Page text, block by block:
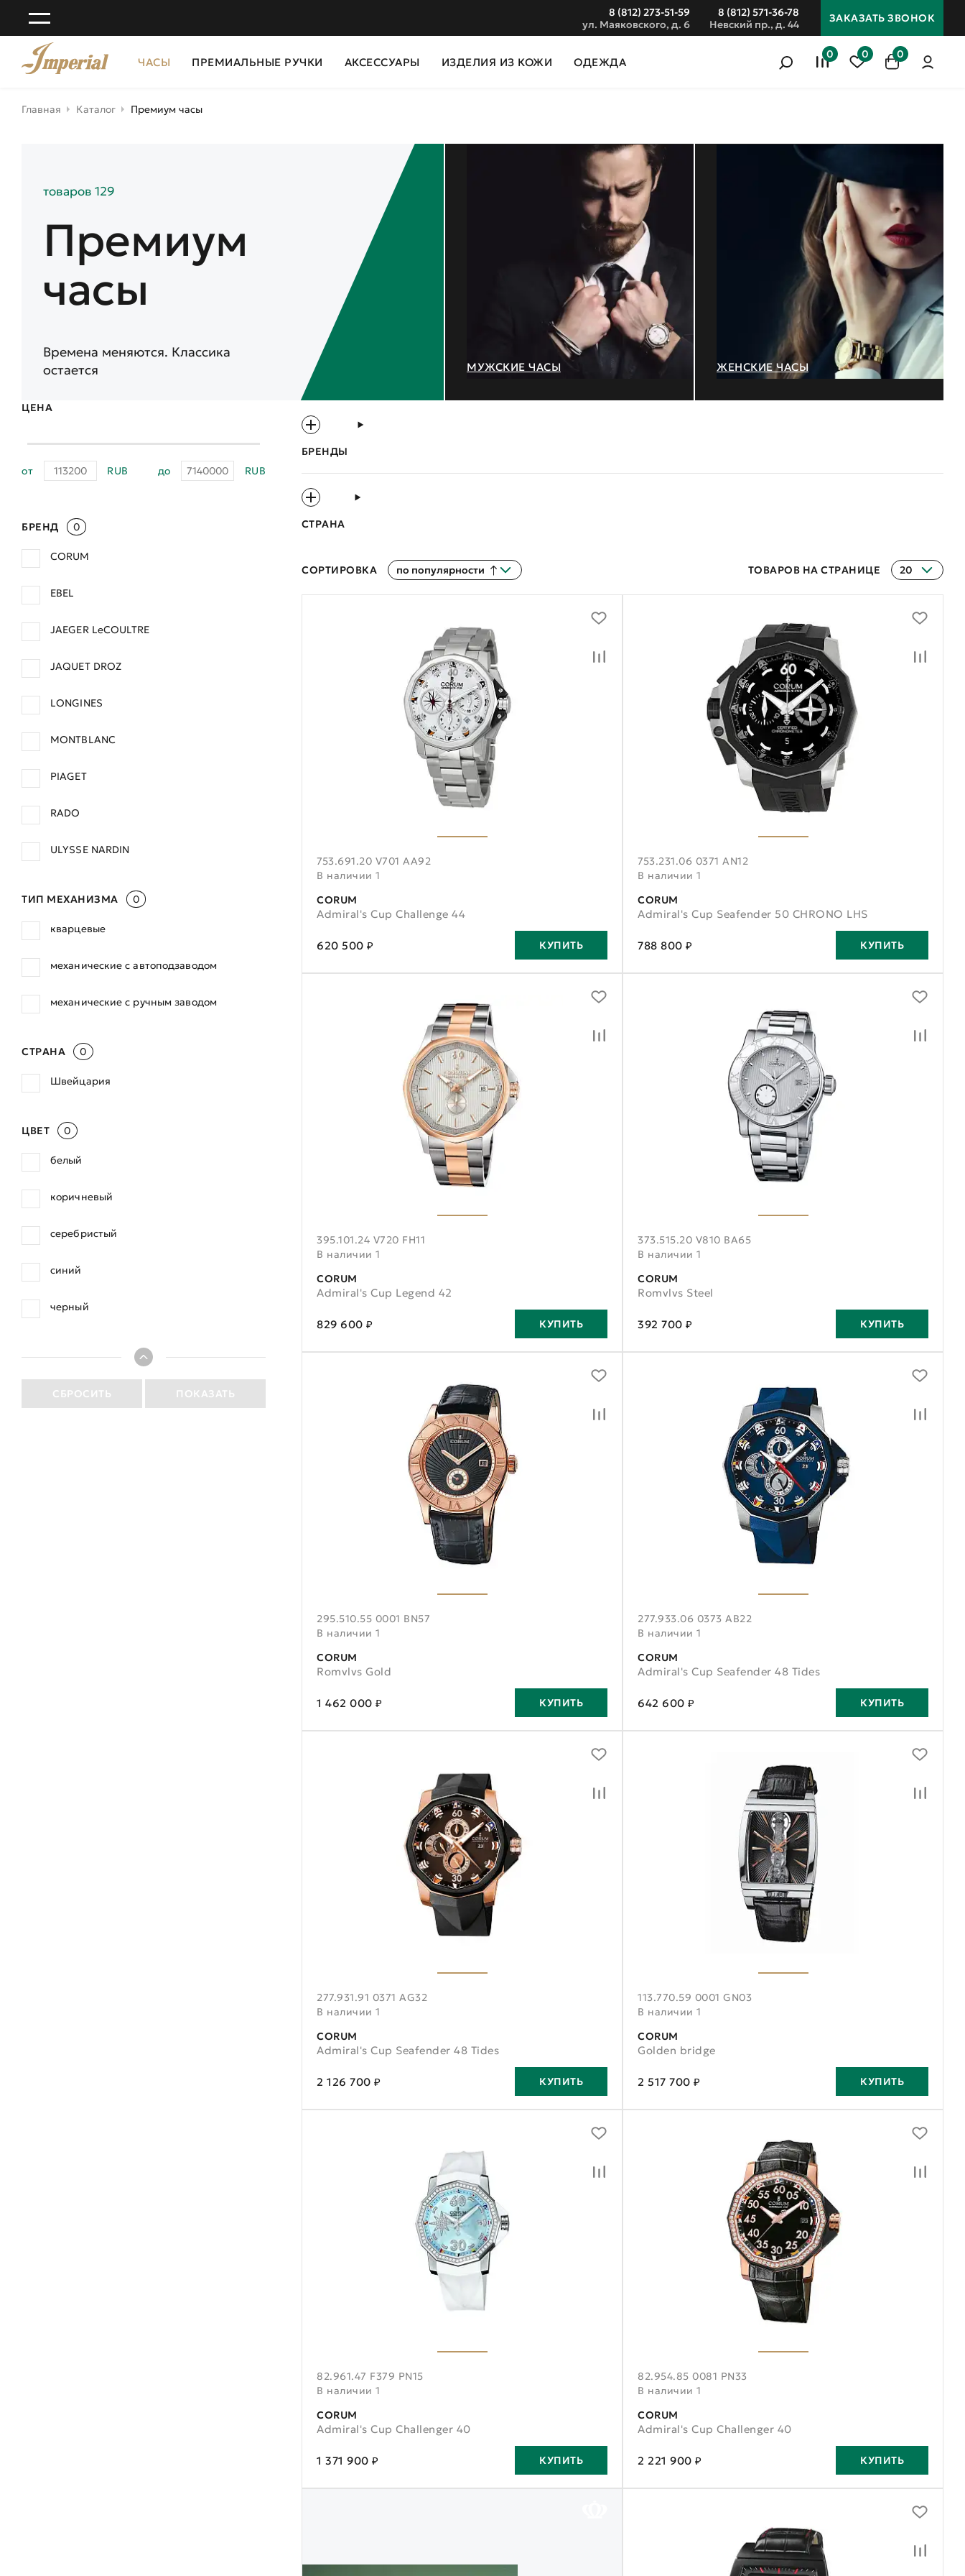
8 (812) 273-51-59
ул. Маяковского, д. 6
8 (812) 571-36-78
Невский пр., д. 44
ЗАКАЗАТЬ ЗВОНОК
ЧАСЫ ПРЕМИАЛЬНЫЕ РУЧКИ АКСЕССУАРЫ ИЗДЕЛИЯ ИЗ КОЖИ ОДЕЖДА
0 0 0
Главная Каталог Премиум часы
товаров 129
Премиум
часы
Времена меняются. Классика
остается
МУЖСКИЕ ЧАСЫ ЖЕНСКИЕ ЧАСЫ
ЦЕНА
от RUB до RUB
БРЕНД 0
CORUM
EBEL
JAEGER LeCOULTRE
JAQUET DROZ
LONGINES
MONTBLANC
PIAGET
RADO
ULYSSE NARDIN
ТИП МЕХАНИЗМА 0
кварцевые
механические с автоподзаводом
механические с ручным заводом
СТРАНА 0
Швейцария
ЦВЕТ 0
белый
коричневый
серебристый
синий
черный
СБРОСИТЬ ПОКАЗАТЬ
БРЕНДЫ
СТРАНА
СОРТИРОВКА по популярности ТОВАРОВ НА СТРАНИЦЕ 20
753.691.20 V701 AA92
В наличии 1
CORUM
Admiral's Cup Challenge 44
620 500 ₽ КУПИТЬ
753.231.06 0371 AN12
В наличии 1
CORUM
Admiral's Cup Seafender 50 CHRONO LHS
788 800 ₽ КУПИТЬ
395.101.24 V720 FH11
В наличии 1
CORUM
Admiral's Cup Legend 42
829 600 ₽ КУПИТЬ
373.515.20 V810 BA65
В наличии 1
CORUM
Romvlvs Steel
392 700 ₽ КУПИТЬ
295.510.55 0001 BN57
В наличии 1
CORUM
Romvlvs Gold
1 462 000 ₽ КУПИТЬ
277.933.06 0373 AB22
В наличии 1
CORUM
Admiral's Cup Seafender 48 Tides
642 600 ₽ КУПИТЬ
277.931.91 0371 AG32
В наличии 1
CORUM
Admiral's Cup Seafender 48 Tides
2 126 700 ₽ КУПИТЬ
113.770.59 0001 GN03
В наличии 1
CORUM
Golden bridge
2 517 700 ₽ КУПИТЬ
82.961.47 F379 PN15
В наличии 1
CORUM
Admiral's Cup Challenger 40
1 371 900 ₽ КУПИТЬ
82.954.85 0081 PN33
В наличии 1
CORUM
Admiral's Cup Challenger 40
2 221 900 ₽ КУПИТЬ